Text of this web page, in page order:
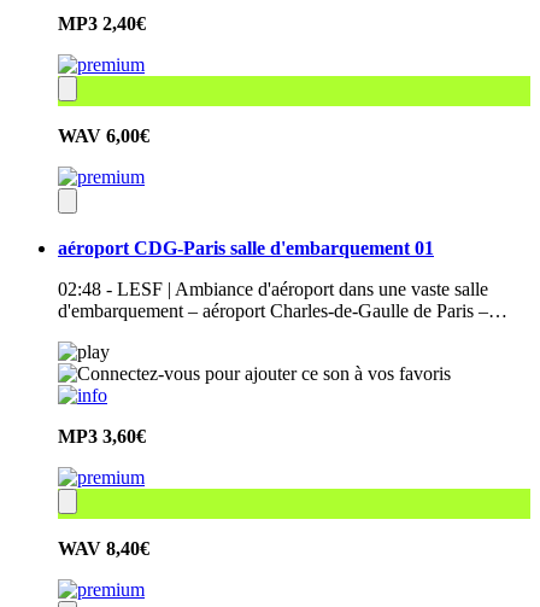
MP3 2,40€
WAV 6,00€
aéroport CDG-Paris salle d'embarquement 01
02:48 - LESF | Ambiance d'aéroport dans une vaste salle
d'embarquement – aéroport Charles-de-Gaulle de Paris –…
MP3 3,60€
WAV 8,40€